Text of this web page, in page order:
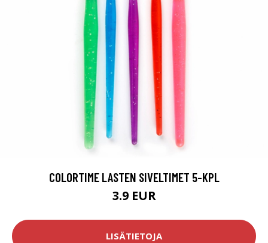
COLORTIME LASTEN SIVELTIMET 5-KPL
3.9 EUR
LISÄTIETOJA